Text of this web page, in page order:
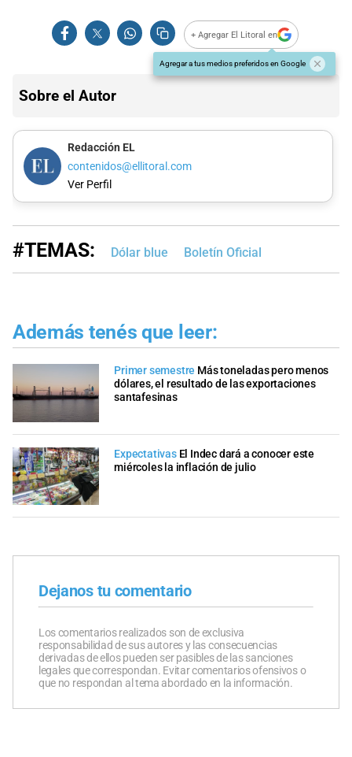
+ Agregar El Litoral en
Agregar a tus medios preferidos en Google
Sobre el Autor
Redacción EL
contenidos@ellitoral.com
Ver Perfil
#TEMAS: Dólar blue Boletín Oficial
Además tenés que leer:
Primer semestre Más toneladas pero menos
dólares, el resultado de las exportaciones
santafesinas
Expectativas El Indec dará a conocer este
miércoles la inflación de julio
Dejanos tu comentario
Los comentarios realizados son de exclusiva
responsabilidad de sus autores y las consecuencias
derivadas de ellos pueden ser pasibles de las sanciones
legales que correspondan. Evitar comentarios ofensivos o
que no respondan al tema abordado en la información.